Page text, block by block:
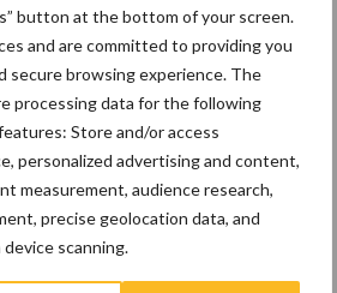
button at the bottom of your screen.
and are committed to providing you
secure browsing experience. The
processing data for the following
Store and/or access
personalized advertising and content,
measurement, audience research,
precise geolocation data, and
scanning.
Toon meer